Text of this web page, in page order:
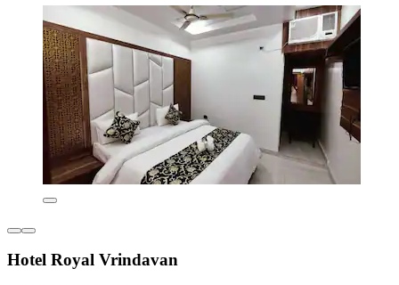
Hotel Royal Vrindavan